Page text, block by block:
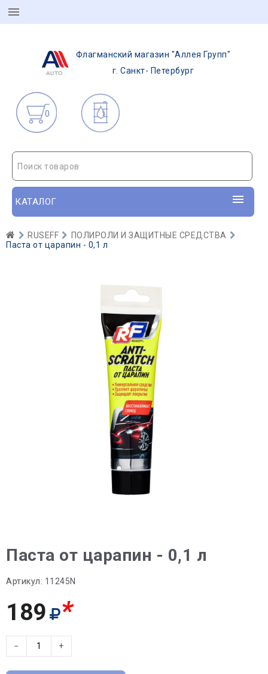
Флагманский магазин "Аллея Групп"
г. Санкт- Петербург
0
Поиск товаров
КАТАЛОГ
RUSEFF
ПОЛИРОЛИ И ЗАЩИТНЫЕ СРЕДСТВА
Паста от царапин - 0,1 л
Паста от царапин - 0,1 л
Артикул: 11245N
189 *
− +